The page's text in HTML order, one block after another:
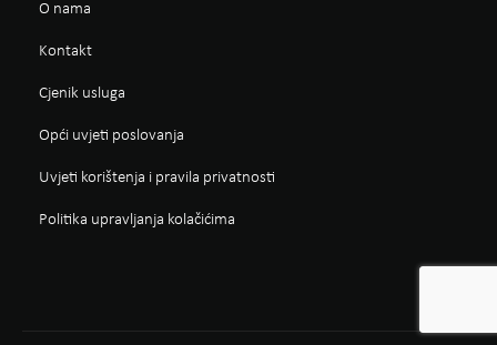
O nama
Kontakt
Cjenik usluga
Opći uvjeti poslovanja
Uvjeti korištenja i pravila privatnosti
Politika upravljanja kolačićima